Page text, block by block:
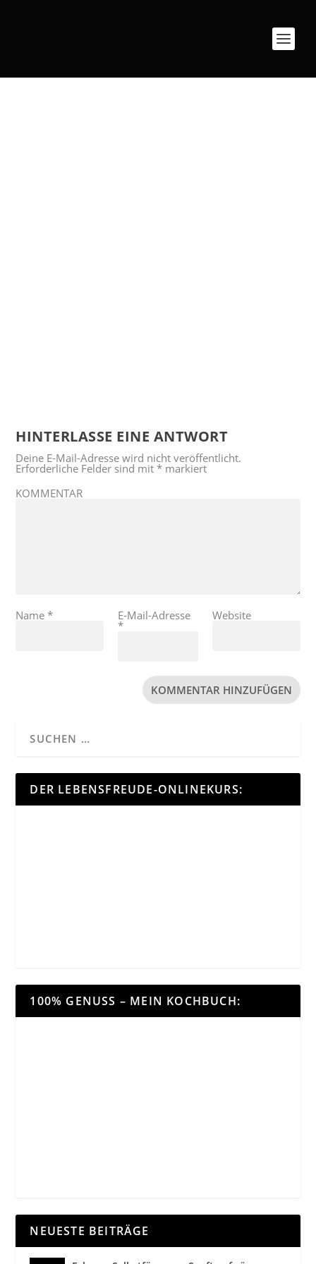
HINTERLASSE EINE ANTWORT
Deine E-Mail-Adresse wird nicht veröffentlicht.
Erforderliche Felder sind mit* markiert
KOMMENTAR
Name* E-Mail-Adresse
*
Website
DER LEBENSFREUDE-ONLINEKURS:
100% GENUSS – MEIN KOCHBUCH:
NEUESTE BEITRÄGE